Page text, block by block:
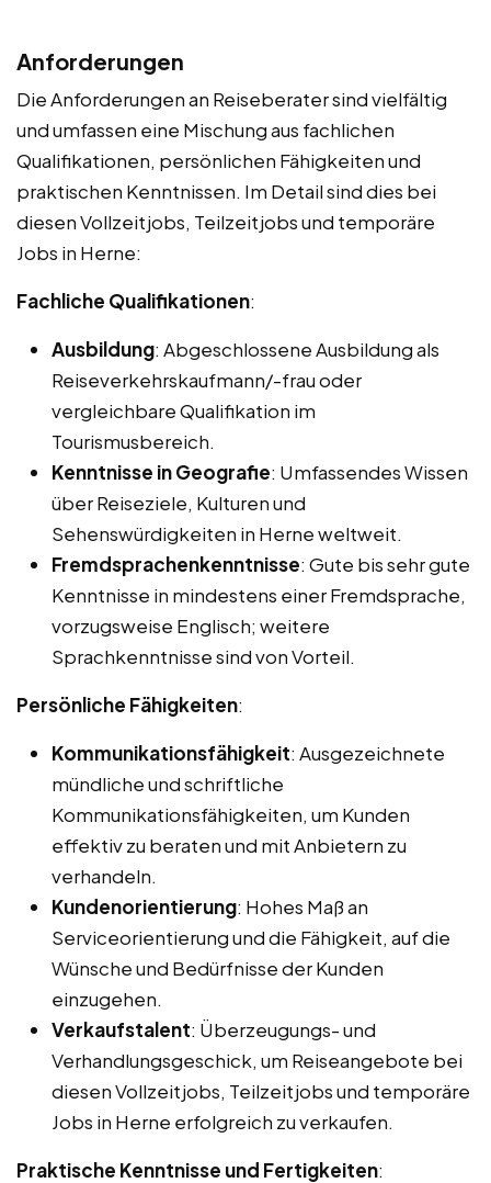
Anforderungen
Die Anforderungen an Reiseberater sind vielfältig
und umfassen eine Mischung aus fachlichen
Qualifikationen, persönlichen Fähigkeiten und
praktischen Kenntnissen. Im Detail sind dies bei
diesen Vollzeitjobs, Teilzeitjobs und temporäre
Jobs in Herne:
Fachliche Qualifikationen:
Ausbildung: Abgeschlossene Ausbildung als
Reiseverkehrskaufmann/-frau oder
vergleichbare Qualifikation im
Tourismusbereich.
Kenntnisse in Geografie: Umfassendes Wissen
über Reiseziele, Kulturen und
Sehenswürdigkeiten in Herne weltweit.
Fremdsprachenkenntnisse: Gute bis sehr gute
Kenntnisse in mindestens einer Fremdsprache,
vorzugsweise Englisch; weitere
Sprachkenntnisse sind von Vorteil.
Persönliche Fähigkeiten:
Kommunikationsfähigkeit: Ausgezeichnete
mündliche und schriftliche
Kommunikationsfähigkeiten, um Kunden
effektiv zu beraten und mit Anbietern zu
verhandeln.
Kundenorientierung: Hohes Maß an
Serviceorientierung und die Fähigkeit, auf die
Wünsche und Bedürfnisse der Kunden
einzugehen.
Verkaufstalent: Überzeugungs- und
Verhandlungsgeschick, um Reiseangebote bei
diesen Vollzeitjobs, Teilzeitjobs und temporäre
Jobs in Herne erfolgreich zu verkaufen.
Praktische Kenntnisse und Fertigkeiten: